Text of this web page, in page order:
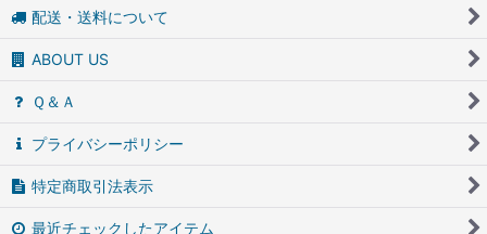
配送・送料について
ABOUT US
Ｑ＆Ａ
プライバシーポリシー
特定商取引法表示
最近チェックしたアイテム